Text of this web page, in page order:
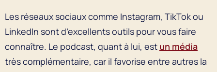
Les réseaux sociaux comme Instagram, TikTok ou
LinkedIn sont d’excellents outils pour vous faire
connaître. Le podcast, quant à lui, est un média
très complémentaire, car il favorise entre autres la